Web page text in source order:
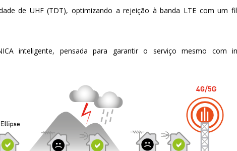
de UHF (TDT), optimizando a rejeição à banda LTE com um
inteligente, pensada para garantir o serviço mesmo com